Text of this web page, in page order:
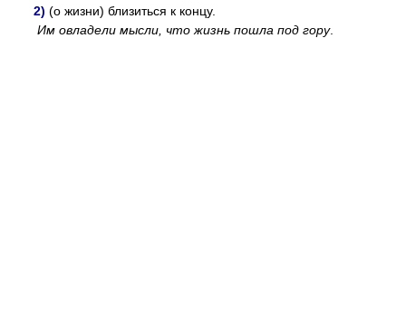
2) (о жизни) близиться к концу.
Им овладели мысли, что жизнь пошла под гору.